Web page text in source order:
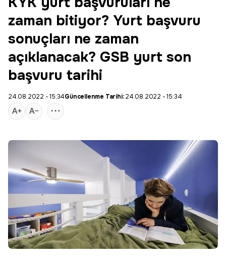
zaman bitiyor? Yurt başvuru
sonuçları ne zaman
açıklanacak? GSB yurt son
başvuru tarihi
24.08.2022 - 15:34Güncellenme Tarihi:24.08.2022 - 15:34